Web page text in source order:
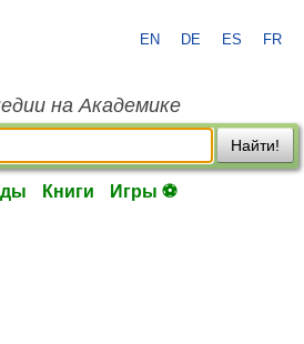
EN DE ES FR
на Академике
Найти!
Книги Игры ⚽